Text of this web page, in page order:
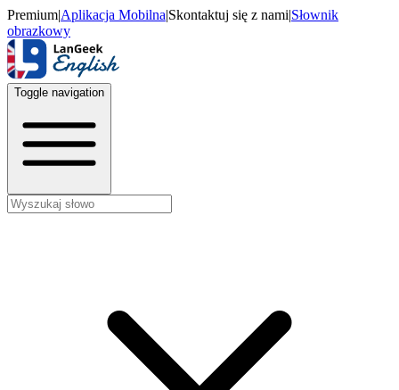
Premium|Aplikacja Mobilna|Skontaktuj się z nami|Słownik
obrazkowy
Toggle navigation